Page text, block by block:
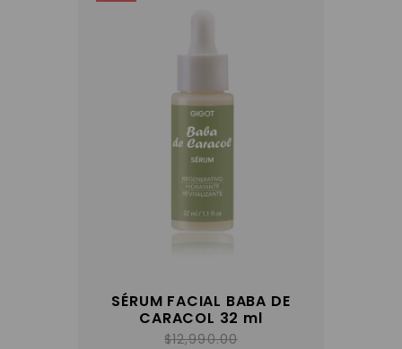
SÉRUM FACIAL BABA DE
CARACOL 32 ml
$12,990.00